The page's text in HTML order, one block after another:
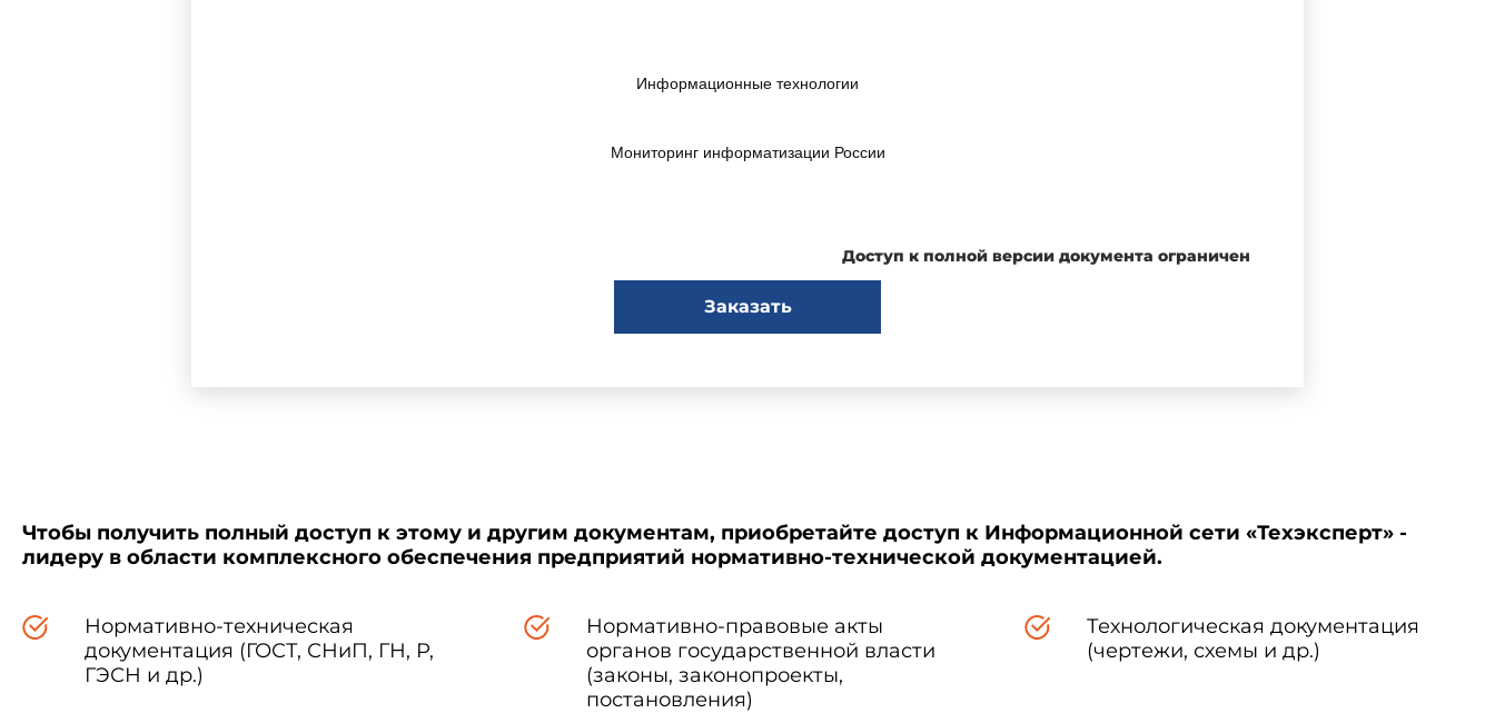
Информационные технологии
Мониторинг информатизации России
2. Принят и введен в действие Информационным письмом Минсвязи России от 04.03.2002 N 1341
Доступ к полной версии документа ограничен
Заказать
Чтобы получить полный доступ к этому и другим документам, приобретайте доступ к Информационной сети «Техэксперт» -
лидеру в области комплексного обеспечения предприятий нормативно-технической документацией.
Нормативно-техническая
документация (ГОСТ, СНиП, ГН, Р,
ГЭСН и др.)
Нормативно-правовые акты
органов государственной власти
(законы, законопроекты,
постановления)
Технологическая документация
(чертежи, схемы и др.)